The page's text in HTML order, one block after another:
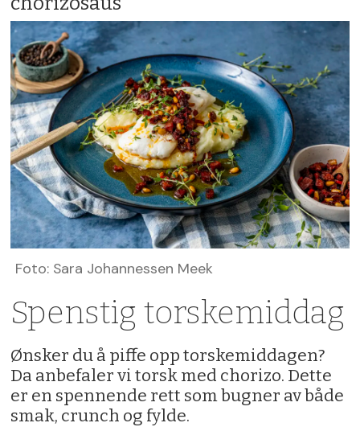
Foto: Sara Johannessen Meek
Spenstig torskemiddag
Ønsker du å piffe opp torskemiddagen?
Da anbefaler vi torsk med chorizo. Dette
er en spennende rett som bugner av både
smak, crunch og fylde.